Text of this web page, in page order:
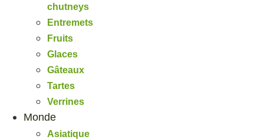
chutneys
Entremets
Fruits
Glaces
Gâteaux
Tartes
Verrines
Monde
Asiatique